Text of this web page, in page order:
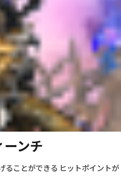
ーンチ
ることができる ヒットポイントが